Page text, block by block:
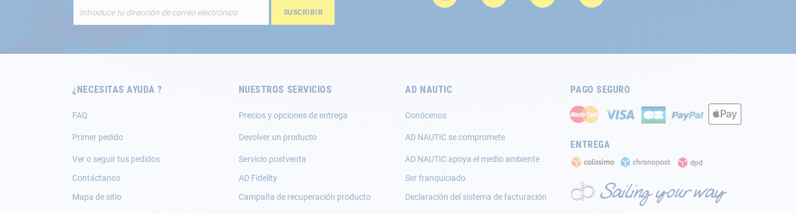
de
SUSCRIBIR
¿NECESITAS AYUDA ?
FAQ
Primer pedido
Ver o seguir tus pedidos
Contáctanos
Mapa de sitio
NUESTROS SERVICIOS
Precios y opciones de entrega
Devolver un producto
Servicio postventa
AD Fidelity
Campaña de recuperación producto
AD NAUTIC
Conócenos
AD NAUTIC se compromete
AD NAUTIC apoya el medio ambiente
Ser franquiciado
Declaración del sistema de facturación
PAGO SEGURO
ENTREGA